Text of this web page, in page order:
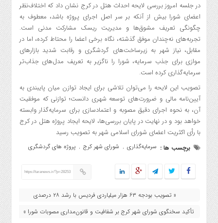
در جلسه امروز بررسی لایحه احداث هتل در کرج نشان داد که اختلاف‌نظر
اعضای شورا بیش از آنکه بر سر اصل اجرای پروژه باشد، معطوف به
چگونگی تعریف مشوق‌ها و مدیریت ریسک مشارکت مدنی است.
تجربه‌های نه‌چندان موفق گذشته، نگاه برخی اعضا را محتاط کرده، اما در
مقابل، نیاز شهر به زیرساخت‌های گردشگری و رقابت شدید بازارهای
موازی برای جذب سرمایه، شورا را ناگزیر به تعریف مدل‌های جذاب‌تر
سرمایه‌گذاری کرده است.
تصویب این لایحه را می‌توان تلاشی برای ایجاد توازن میان پایبندی به
آیین‌نامه مالی و ضرورت‌های توسعه شهری دانست؛ توازنی که موفقیت
آن، به نحوه اجرای دقیق مصوبه و اعتمادسازی برای سرمایه‌گذار وابسته
خواهد بود و در نهایت در پایان بررسی‌ها، لایحه ایجاد پروژه هتل در کرج
با رأی اکثریت اعضای شورای اسلامی شهر به تصویب رسید
برچسب ها : سرمایه‌گذاری , شورای شهر کرج , پروژه های گردشگری
https://taranews.ir/?p=28253
« تصویب بودجه ۶۳ هزار میلیاردی فردیس با رشد ۲۸ درصدی
تأکید سخنگوی شورای شهر کرج بر شفافیت و قانون‌مداری مصوبات شورا »